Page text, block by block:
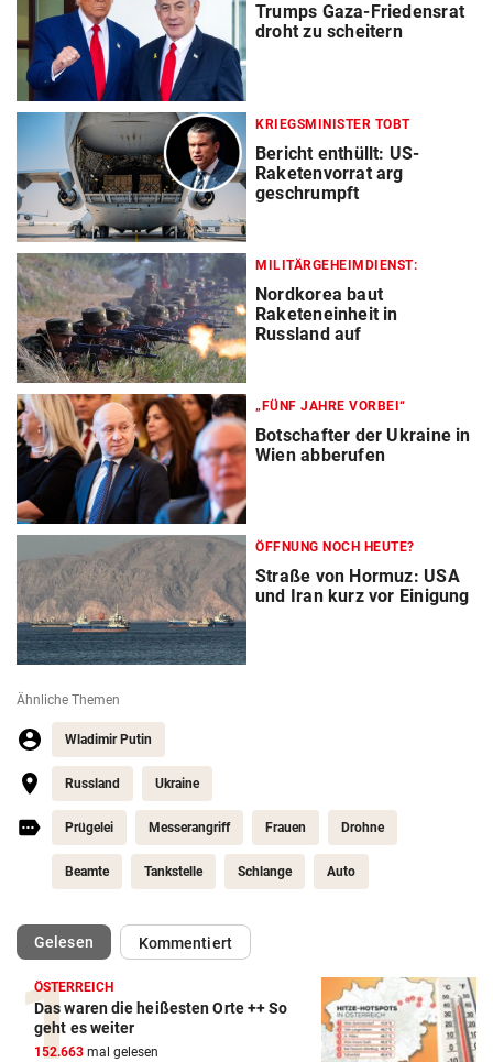
Trumps Gaza-Friedensrat
droht zu scheitern
KRIEGSMINISTER TOBT
Bericht enthüllt: US-
Raketenvorrat arg
geschrumpft
MILITÄRGEHEIMDIENST:
Nordkorea baut
Raketeneinheit in
Russland auf
„FÜNF JAHRE VORBEI“
Botschafter der Ukraine in
Wien abberufen
ÖFFNUNG NOCH HEUTE?
Straße von Hormuz: USA
und Iran kurz vor Einigung
Ähnliche Themen
Wladimir Putin
Russland Ukraine
Prügelei Messerangriff Frauen Drohne
Beamte Tankstelle Schlange Auto
Gelesen(ausgewählt)Kommentiert
ÖSTERREICH
Das waren die heißesten Orte ++ So
geht es weiter
152.663 mal gelesen